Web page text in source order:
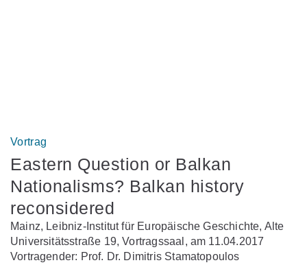
Vortrag
Eastern Question or Balkan
Nationalisms? Balkan history
reconsidered
Mainz, Leibniz-Institut für Europäische Geschichte, Alte
Universitätsstraße 19, Vortragssaal, am 11.04.2017
Vortragender: Prof. Dr. Dimitris Stamatopoulos